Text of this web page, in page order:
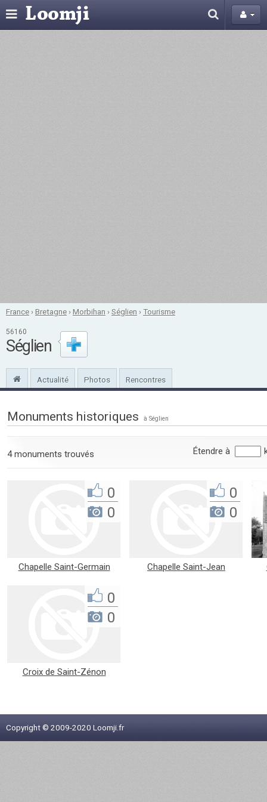
France ›Bretagne ›Morbihan ›Séglien ›Tourisme
56160
Séglien
Actualité Photos Rencontres
Monuments historiques à Séglien
Étendre à
4 monuments trouvés
Chapelle Saint-Germain
0
0
Chapelle Saint-Jean
0
0
Croix de Saint-Zénon
0
0
Copyright © 2009-2020 Loomji.fr